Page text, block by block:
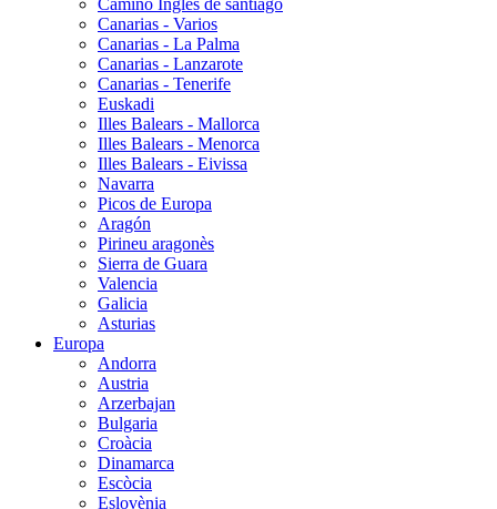
Camino Inglés de santiago
Canarias - Varios
Canarias - La Palma
Canarias - Lanzarote
Canarias - Tenerife
Euskadi
Illes Balears - Mallorca
Illes Balears - Menorca
Illes Balears - Eivissa
Navarra
Picos de Europa
Aragón
Pirineu aragonès
Sierra de Guara
Valencia
Galicia
Asturias
Europa
Andorra
Austria
Arzerbajan
Bulgaria
Croàcia
Dinamarca
Escòcia
Eslovènia